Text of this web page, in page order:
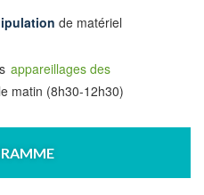
de matériel
appareillages des
le matin (8h30-12h30)